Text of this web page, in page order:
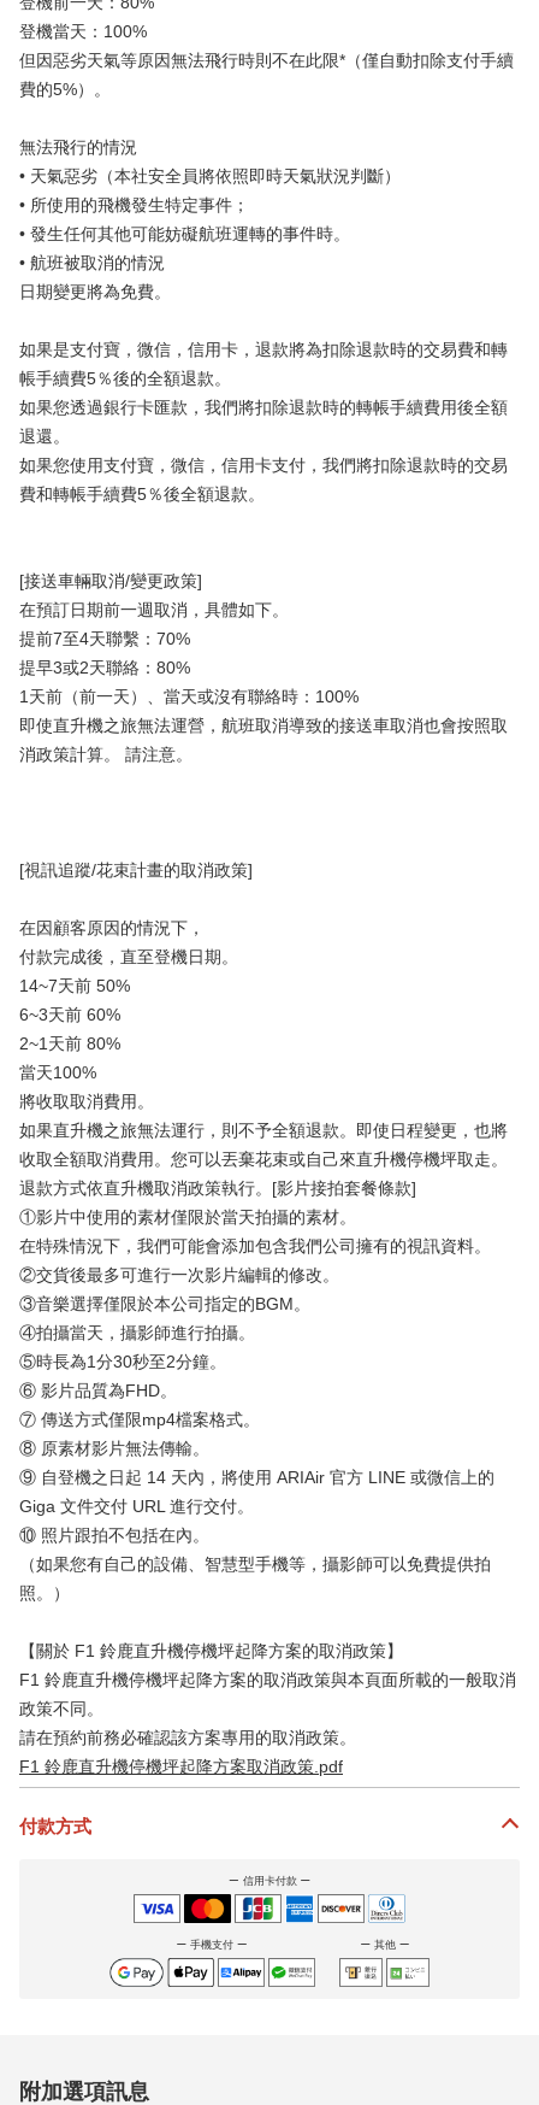
登機當天：100%
但因惡劣天氣等原因無法飛行時則不在此限*（僅自動扣除支付手續
費的5%）。
無法飛行的情況
• 天氣惡劣（本社安全員將依照即時天氣狀況判斷）
• 所使用的飛機發生特定事件；
• 發生任何其他可能妨礙航班運轉的事件時。
• 航班被取消的情況
日期變更將為免費。
如果是支付寶，微信，信用卡，退款將為扣除退款時的交易費和轉
帳手續費5％後的全額退款。
如果您透過銀行卡匯款，我們將扣除退款時的轉帳手續費用後全額
退還。
如果您使用支付寶，微信，信用卡支付，我們將扣除退款時的交易
費和轉帳手續費5％後全額退款。
[接送車輛取消/變更政策]
在預訂日期前一週取消，具體如下。
提前7至4天聯繫：70%
提早3或2天聯絡：80%
1天前（前一天）、當天或沒有聯絡時：100%
即使直升機之旅無法運營，航班取消導致的接送車取消也會按照取
消政策計算。 請注意。
[視訊追蹤/花束計畫的取消政策]
在因顧客原因的情況下，
付款完成後，直至登機日期。
14~7天前 50%
6~3天前 60%
2~1天前 80%
當天100%
將收取取消費用。
如果直升機之旅無法運行，則不予全額退款。即使日程變更，也將
收取全額取消費用。您可以丟棄花束或自己來直升機停機坪取走。
退款方式依直升機取消政策執行。[影片接拍套餐條款]
①影片中使用的素材僅限於當天拍攝的素材。
在特殊情況下，我們可能會添加包含我們公司擁有的視訊資料。
②交貨後最多可進行一次影片編輯的修改。
③音樂選擇僅限於本公司指定的BGM。
④拍攝當天，攝影師進行拍攝。
⑤時長為1分30秒至2分鐘。
⑥ 影片品質為FHD。
⑦ 傳送方式僅限mp4檔案格式。
⑧ 原素材影片無法傳輸。
⑨ 自登機之日起 14 天內，將使用 ARIAir 官方 LINE 或微信上的
Giga 文件交付 URL 進行交付。
⑩ 照片跟拍不包括在內。
（如果您有自己的設備、智慧型手機等，攝影師可以免費提供拍
照。）
【關於 F1 鈴鹿直升機停機坪起降方案的取消政策】
F1 鈴鹿直升機停機坪起降方案的取消政策與本頁面所載的一般取消
政策不同。
請在預約前務必確認該方案專用的取消政策。
F1 鈴鹿直升機停機坪起降方案取消政策.pdf
付款方式
信用卡付款
手機支付 其他
附加選項訊息